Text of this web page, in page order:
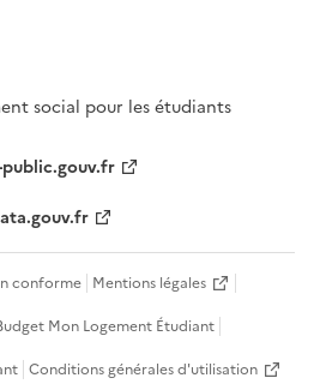
social pour les étudiants
conforme Mentions légales
Mon Logement Étudiant
Conditions générales d'utilisation